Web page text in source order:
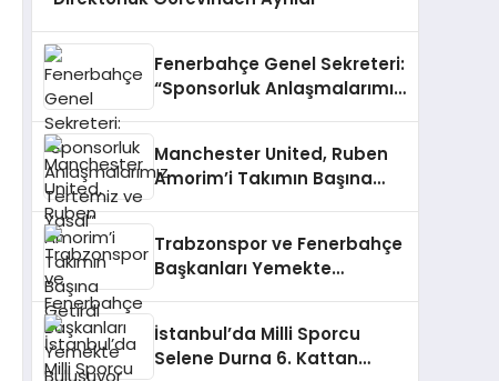
Fenerbahçe Genel Sekreteri:
“Sponsorluk Anlaşmalarımız
Manchester United, Ruben
Amorim’i Takımın Başına
Trabzonspor ve Fenerbahçe
Başkanları Yemekte
İstanbul’da Milli Sporcu
Selene Durna 6. Kattan